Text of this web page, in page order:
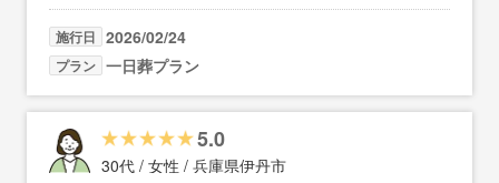
施行日 2026/02/24
プラン 一日葬プラン
5.0
30代 / 女性 / 兵庫県伊丹市